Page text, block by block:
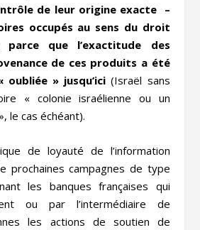
de leur origine exacte –
occupés au sens du droit
que l’exactitude des
de ces produits a été
oubliée » jusqu’ici(Israël sans
« colonie israélienne ou un
le cas échéant).
de loyauté de l’information
prochaines campagnes de type
les banques françaises qui
ou par l’intermédiaire de
les actions de soutien de